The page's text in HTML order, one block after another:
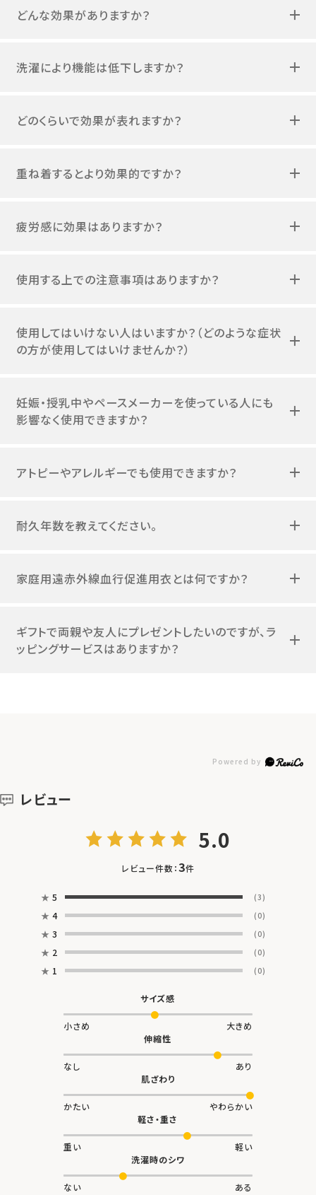
どんな効果がありますか？
洗濯により機能は低下しますか？
どのくらいで効果が表れますか？
重ね着するとより効果的ですか？
疲労感に効果はありますか？
使用する上での注意事項はありますか？
使用してはいけない人はいますか？（どのような症状
の方が使用してはいけませんか？）
妊娠・授乳中やペースメーカーを使っている人にも
影響なく使用できますか？
アトピーやアレルギーでも使用できますか？
耐久年数を教えてください。
家庭用遠赤外線血行促進用衣とは何ですか？
ギフトで両親や友人にプレゼントしたいのですが、ラ
ッピングサービスはありますか？
レビュー
5.0
レビュー件数：3件
★ 5 (3)
★ 4 (0)
★ 3 (0)
★ 2 (0)
★ 1 (0)
サイズ感
小さめ
大きめ
伸縮性
なし
あり
肌ざわり
かたい
やわらかい
軽さ・重さ
重い
軽い
洗濯時のシワ
ない ある